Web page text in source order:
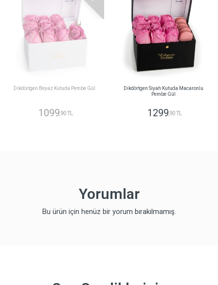
Dikdörtgen Beyaz Kutuda Pembe Gül
1099,90 TL
Dikdörtgen Siyah Kutuda Macaronlu
Pembe Gül
1299,90 TL
Yorumlar
Bu ürün için henüz bir yorum bırakılmamış.